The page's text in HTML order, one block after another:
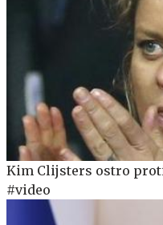
Kim Clijsters ostro
#video